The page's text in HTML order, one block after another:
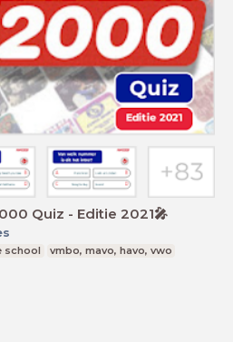
Quiz - Editie 2021🎤
school
vmbo, mavo, havo, vwo